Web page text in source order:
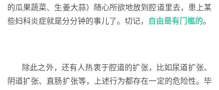
的瓜果蔬菜、生姜大蒜）随心所欲地放到腔道里去，患上某
些妇科炎症就是分分钟的事儿了。切记，
自由是有门槛的。
除此之外，还有人热衷于腔道的扩张，比如尿道扩张、
阴道扩张、直肠扩张等，上述行为都存在一定的危险性。毕